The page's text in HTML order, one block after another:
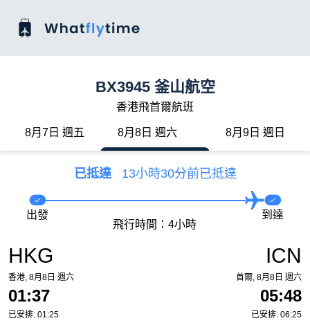
BX3945 釜山航空
香港飛首爾航班
8月7日 週五 8月8日 週六 8月9日 週日
已抵達 13小時30分前已抵達
HKG
香港, 8月8日 週六
01:37
已安排: 01:25
出發
飛行時間：4小時
到達
ICN
首爾, 8月8日 週六
05:48
已安排: 06:25